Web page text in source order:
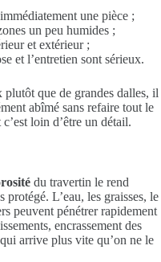
une pièce ;
un peu humides ;
et extérieur ;
et l’entretien sont sérieux.
plutôt que de grandes dalles, il
abîmé sans refaire tout le
loin d’être un détail.
du travertin le rend
protégé. L’eau, les graisses, le
peuvent pénétrer rapidement
encrassement des
arrive plus vite qu’on ne le